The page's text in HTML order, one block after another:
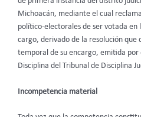
Michoacán, mediante el cual
político-electorales de ser votada en
cargo, derivado de la resolución que
temporal de su encargo, emitida por
Disciplina del Tribunal de Disciplina
Incompetencia material